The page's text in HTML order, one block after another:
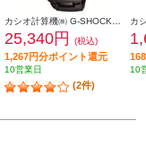
25,340円 (税込)
1,267円分ポイント還元
10営業日
(2件)
10